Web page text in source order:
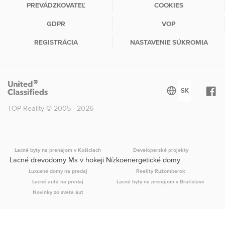
PREVÁDZKOVATEĽ COOKIES
GDPR VOP
REGISTRÁCIA NASTAVENIE SÚKROMIA
TOP Reality © 2005 - 2026
Lacné byty na prenajom v Košiciach Developerské projekty
Lacné drevodomy Ms v hokeji Nízkoenergetické domy
Luxusné domy na predaj
Reality Ružomberok
Lacné autá na predaj
Lacné byty na prenájom v Bratislave
Novinky zo sveta áut